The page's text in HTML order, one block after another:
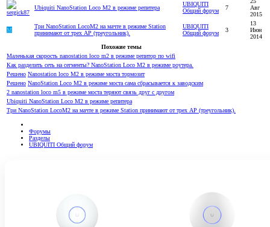
Ubiquiti NanoStation Loco M2 в режиме репитера
UBIQUITI
Общий форум
7
Авг
2015
М
Три NanoStation LocoM2 на мачте в режиме Station
принимают от трех AP (треугольник).
UBIQUITI
Общий форум
3
13
Июн
2014
Похожие темы
Маленькая скорость nanostation loco m2 в режиме репитор по wifi
Как разделить сеть на сегменты? NanoStation Loco M2 в режиме роутера.
Решено Nanostation loco M2 в режиме моста тормозит
Решено NanoStation Loco M2 в режиме моста сама сбрасывается к заводским
2 nanostation loco m5 в режиме моста теряют связь друг с другом
Ubiquiti NanoStation Loco M2 в режиме репитера
Три NanoStation LocoM2 на мачте в режиме Station принимают от трех AP (треугольник).
Форумы
Разделы
UBIQUITI Общий форум